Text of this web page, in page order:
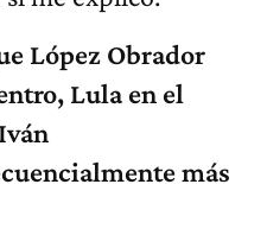
López Obrador
Lula en el
más